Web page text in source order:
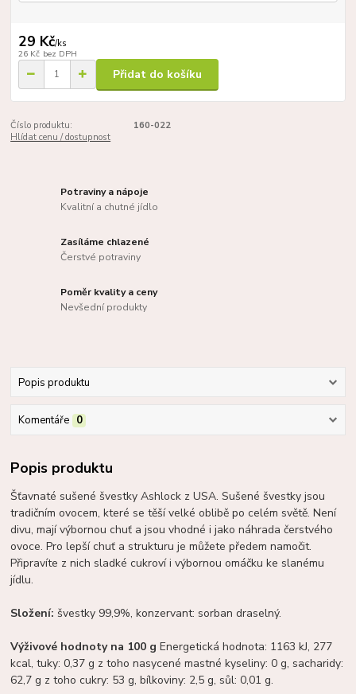
29 Kč/ks
26 Kč bez DPH
Přidat do košíku
Číslo produktu:
160-022
Hlídat cenu / dostupnost
Potraviny a nápoje
Kvalitní a chutné jídlo
Zasíláme chlazené
Čerstvé potraviny
Poměr kvality a ceny
Nevšední produkty
Popis produktu
Komentáře 0
Popis produktu
Šťavnaté sušené švestky Ashlock z USA. Sušené švestky jsou
tradičním ovocem, které se těší velké oblibě po celém světě. Není
divu, mají výbornou chuť a jsou vhodné i jako náhrada čerstvého
ovoce. Pro lepší chuť a strukturu je můžete předem namočit.
Připravíte z nich sladké cukroví i výbornou omáčku ke slanému
jídlu.
Složení: švestky 99,9%, konzervant: sorban draselný.
Výživové hodnoty na 100 g Energetická hodnota: 1163 kJ, 277
kcal, tuky: 0,37 g z toho nasycené mastné kyseliny: 0 g, sacharidy:
62,7 g z toho cukry: 53 g, bílkoviny: 2,5 g, sůl: 0,01 g.